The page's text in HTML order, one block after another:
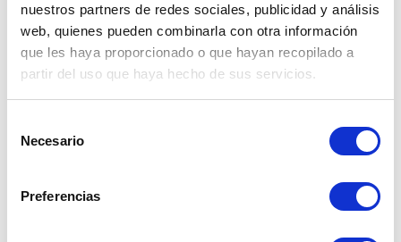
nuestros partners de redes sociales, publicidad y análisis
web, quienes pueden combinarla con otra información
que les haya proporcionado o que hayan recopilado a
partir del uso que haya hecho de sus servicios.
Necesario
Preferencias
RESEÑAS
Envíos
gratuitos a
partir de 100
€. Solo península.
Pago
seguro
garantizado.
Recambios
para nuestros
productos.
Util desmontable para desmontar neumaticos de 20"
<